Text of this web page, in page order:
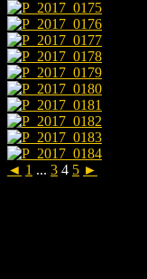
◄ 1 ... 3 4 5 ►